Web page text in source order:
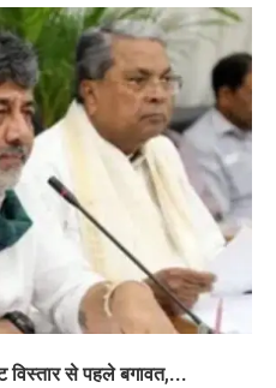
विस्तार से पहले बगावत,...